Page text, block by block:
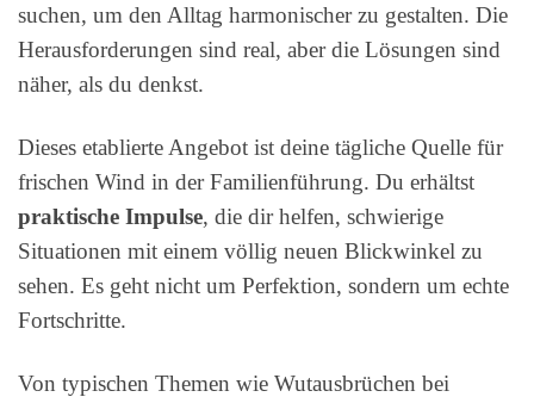
suchen, um den Alltag harmonischer zu gestalten. Die
Herausforderungen sind real, aber die Lösungen sind
näher, als du denkst.
Dieses etablierte Angebot ist deine tägliche Quelle für
frischen Wind in der Familienführung. Du erhältst
praktische Impulse, die dir helfen, schwierige
Situationen mit einem völlig neuen Blickwinkel zu
sehen. Es geht nicht um Perfektion, sondern um echte
Fortschritte.
Von typischen Themen wie Wutausbrüchen bei